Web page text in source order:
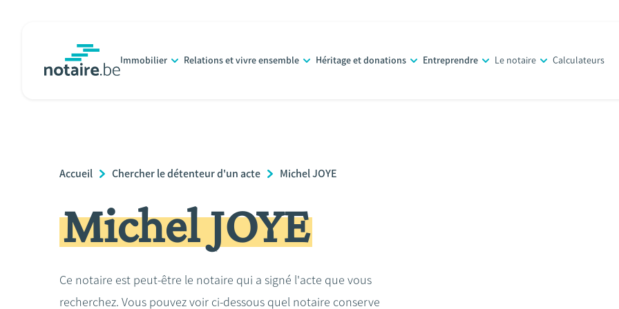
principal
Immobilier Relations et vivre ensemble Héritage et donations Entreprendre Le notaire Calculateurs
Breadcrumb
Accueil Chercher le détenteur d'un acte Michel JOYE
Michel JOYE
Ce notaire est peut-être le notaire qui a signé l'acte que vous
recherchez. Vous pouvez voir ci-dessous quel notaire conserve